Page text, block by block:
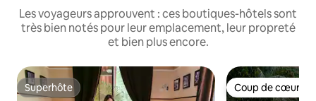
Les voyageurs approuvent : ces boutiques-hôtels sont
très bien notés pour leur emplacement, leur propreté
et bien plus encore.
Superhôte
Superhôte Coup de cœur
Coup de cœur